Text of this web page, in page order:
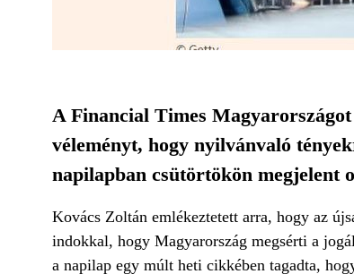
A Financial Times
véleményt, hogy nyilvánvaló
napilapban csütörtökön megjelent
Kovács Zoltán emlékeztetett arra, hogy az
indokkal, hogy Magyarország megsérti a
a napilap egy múlt heti cikkében tagadta,